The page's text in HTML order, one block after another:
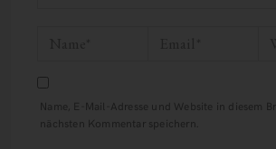
Name, E-Mail-Adresse und Website in diesem
nächsten Kommentar speichern.